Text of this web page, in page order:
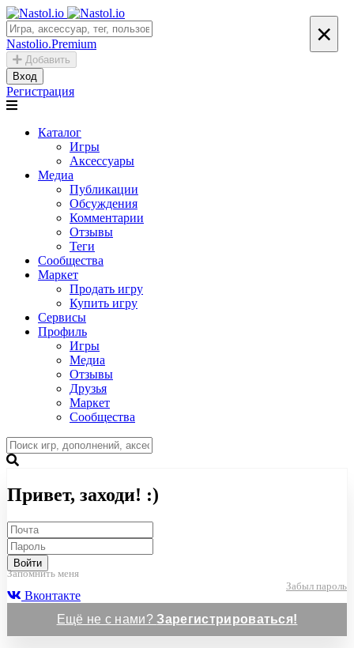
Nastolio.Premium
Добавить
Вход
Регистрация
Каталог
Игры
Аксессуары
Медиа
Публикации
Обсуждения
Комментарии
Отзывы
Теги
Сообщества
Маркет
Продать игру
Купить игру
Сервисы
Профиль
Игры
Медиа
Отзывы
Друзья
Маркет
Сообщества
×
Привет, заходи! :)
Войти
Запомнить меня
Забыл пароль
Вконтакте
Ещё не с нами?Зарегистрироваться!